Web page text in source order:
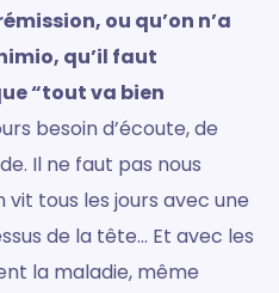
ou qu’on n’a
qu’il faut
“tout va bien
besoin d’écoute, de
Il ne faut pas nous
vit tous les jours avec une
de la tête… Et avec les
la maladie, même